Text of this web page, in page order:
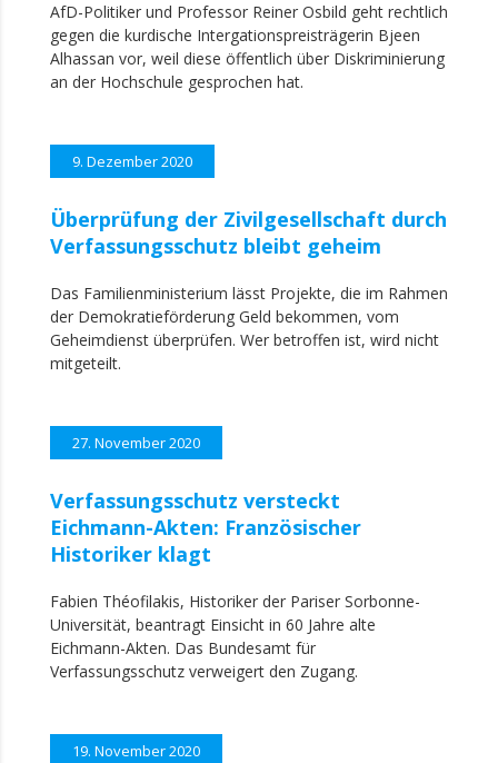
AfD-Politiker und Professor Reiner Osbild geht rechtlich
gegen die kurdische Intergationspreisträgerin Bjeen
Alhassan vor, weil diese öffentlich über Diskriminierung
an der Hochschule gesprochen hat.
9. Dezember 2020
Überprüfung der Zivilgesellschaft durch
Verfassungsschutz bleibt geheim
Das Familienministerium lässt Projekte, die im Rahmen
der Demokratieförderung Geld bekommen, vom
Geheimdienst überprüfen. Wer betroffen ist, wird nicht
mitgeteilt.
27. November 2020
Verfassungsschutz versteckt
Eichmann-Akten: Französischer
Historiker klagt
Fabien Théofilakis, Historiker der Pariser Sorbonne-
Universität, beantragt Einsicht in 60 Jahre alte
Eichmann-Akten. Das Bundesamt für
Verfassungsschutz verweigert den Zugang.
19. November 2020